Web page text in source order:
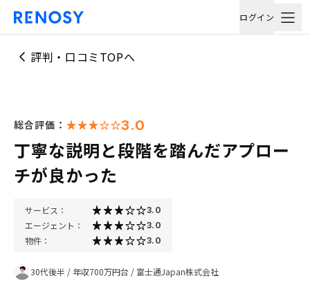
ログイン
評判・口コミTOPへ
総合評価： 3.0
丁寧な説明と段階を踏んだアプロー
チが良かった
サービス： 3.0
エージェント： 3.0
物件： 3.0
30代後半 / 年収700万円台 / 富士通Japan株式会社